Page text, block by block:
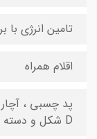
تامین انرژی با
اقلام همراه
پد چسبی ،
D شکل و دسته جانبی